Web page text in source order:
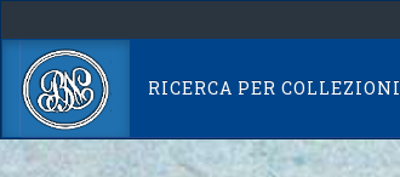
navigation
RICERCA PER COLLEZIONI